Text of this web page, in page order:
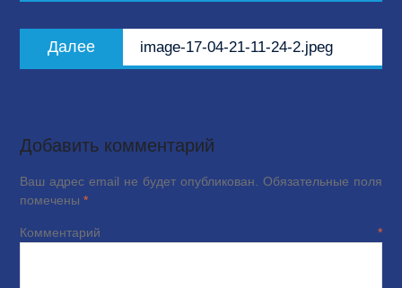
Далее
запись:
image-17-04-21-11-24-2.jpeg
Добавить комментарий
Ваш адрес email не будет опубликован. Обязательные поля
помечены *
Комментарий*